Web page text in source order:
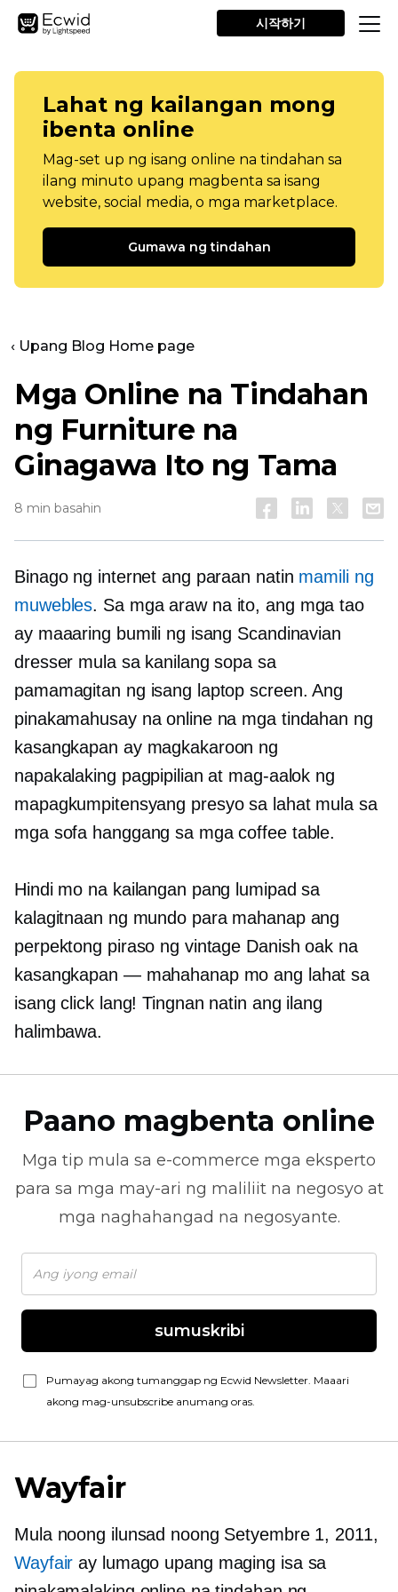
시작하기
Lahat ng kailangan mong
ibenta online
Mag-set up ng isang online na tindahan sa
ilang minuto upang magbenta sa isang
website, social media, o mga marketplace.
Gumawa ng tindahan
‹ Upang Blog Home page
Mga Online na Tindahan
ng Furniture na
Ginagawa Ito ng Tama
8 min basahin
Binago ng internet ang paraan natin mamili ng
muwebles. Sa mga araw na ito, ang mga tao
ay maaaring bumili ng isang Scandinavian
dresser mula sa kanilang sopa sa
pamamagitan ng isang laptop screen. Ang
pinakamahusay na online na mga tindahan ng
kasangkapan ay magkakaroon ng
napakalaking pagpipilian at mag-aalok ng
mapagkumpitensyang presyo sa lahat mula sa
mga sofa hanggang sa mga coffee table.
Hindi mo na kailangan pang lumipad sa
kalagitnaan ng mundo para mahanap ang
perpektong piraso ng vintage Danish oak na
kasangkapan — mahahanap mo ang lahat sa
isang click lang! Tingnan natin ang ilang
halimbawa.
Paano magbenta online
Mga tip mula sa e-commerce mga eksperto
para sa mga may-ari ng maliliit na negosyo at
mga naghahangad na negosyante.
sumuskribi
Pumayag akong tumanggap ng Ecwid Newsletter. Maaari
akong mag-unsubscribe anumang oras.
Wayfair
Mula noong ilunsad noong Setyembre 1, 2011,
Wayfair ay lumago upang maging isa sa